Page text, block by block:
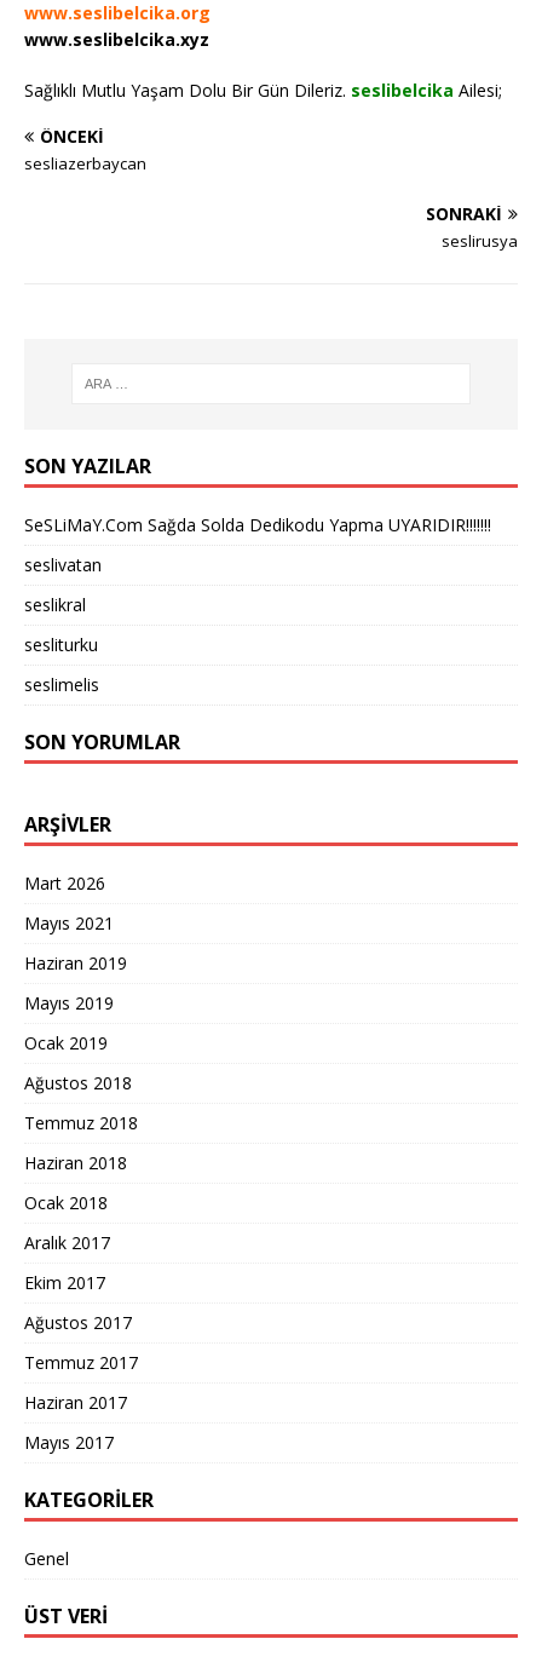
www.seslibelcika.org
www.seslibelcika.xyz
Sağlıklı Mutlu Yaşam Dolu Bir Gün Dileriz. seslibelcika Ailesi;
ÖNCEKI
sesliazerbaycan
SONRAKI
seslirusya
SON YAZILAR
SeSLiMaY.Com Sağda Solda Dedikodu Yapma UYARIDIR!!!!!!!
seslivatan
seslikral
sesliturku
seslimelis
SON YORUMLAR
ARŞIVLER
Mart 2026
Mayıs 2021
Haziran 2019
Mayıs 2019
Ocak 2019
Ağustos 2018
Temmuz 2018
Haziran 2018
Ocak 2018
Aralık 2017
Ekim 2017
Ağustos 2017
Temmuz 2017
Haziran 2017
Mayıs 2017
KATEGORILER
Genel
ÜST VERI